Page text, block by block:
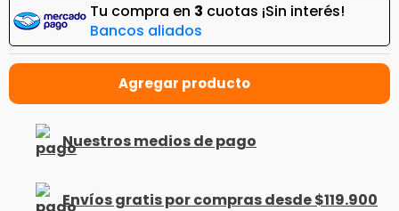
Tu compra en 3 cuotas ¡Sin interés!
Bancos aliados
Nuestros medios de pago
Envíos gratis por compras desde $119.900